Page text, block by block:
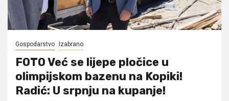
Gospodarstvo Izabrano
FOTO Već se lijepe pločice u
olimpijskom bazenu na Kopiki!
Radić: U srpnju na kupanje!